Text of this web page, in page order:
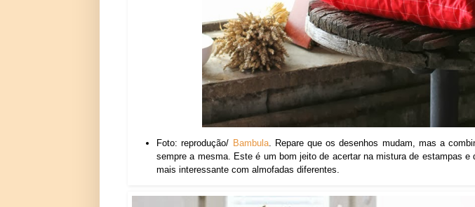
Foto: reprodução/ Bambula. Repare que os desenhos mudam, mas a
sempre a mesma. Este é um bom jeito de acertar na mistura de estampas e
mais interessante com almofadas diferentes.